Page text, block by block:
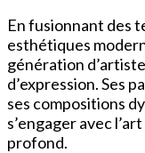
En fusionnant des
esthétiques
génération
d’expression. Ses
ses compositions
s’engager avec
profond.